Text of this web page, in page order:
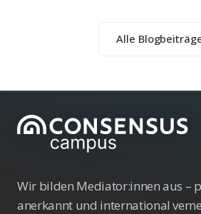
Alle
Wir bilden Mediator:innen aus –
anerkannt und international